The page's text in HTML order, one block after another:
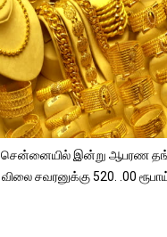
சென்னையில் இன்று ஆபரண
விலை சவரனுக்கு 520. .00